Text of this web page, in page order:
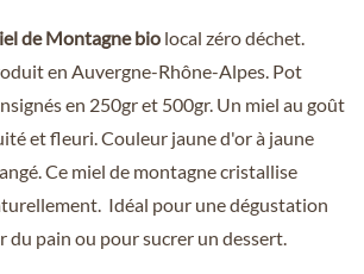
de Montagne biolocal zéro déchet.
en Auvergne-Rhône-Alpes. Pot
en 250gr et 500gr. Un miel au goût
et fleuri. Couleur jaune d'or à jaune
Ce miel de montagne cristallise
Idéal pour une dégustation
du pain ou pour sucrer un dessert.